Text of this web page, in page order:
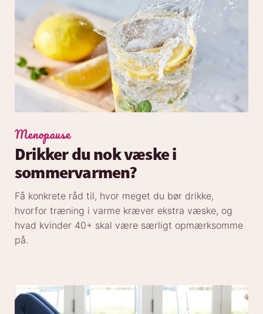
Menopause
Drikker du nok væske i
sommervarmen?
Få konkrete råd til, hvor meget du bør drikke,
hvorfor træning i varme kræver ekstra væske, og
hvad kvinder 40+ skal være særligt opmærksomme
på.